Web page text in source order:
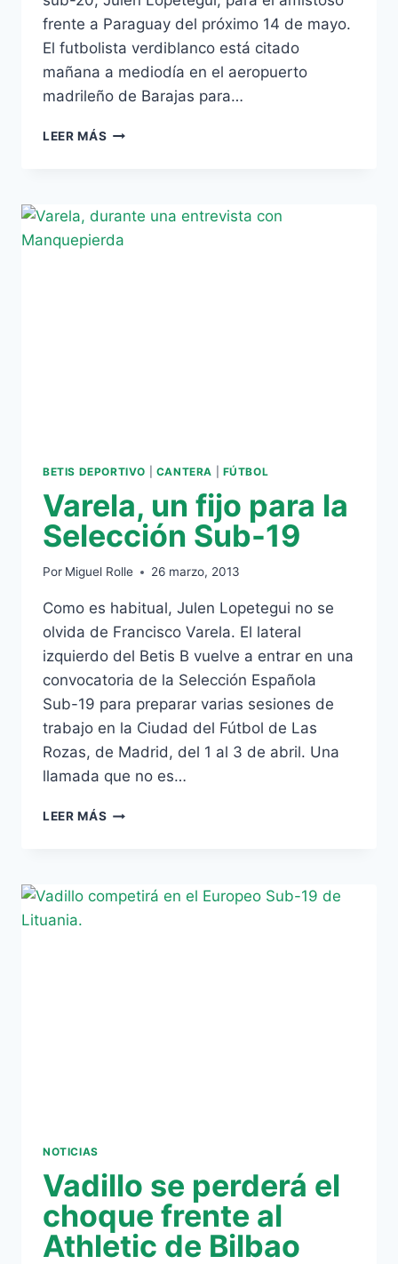
frente a Paraguay del próximo 14 de mayo.
El futbolista verdiblanco está citado
mañana a mediodía en el aeropuerto
madrileño de Barajas para…
LEER MÁS NONO,
20
FRENTE
BETIS DEPORTIVO CANTERA FÚTBOL
Varela, un fijo para la
Selección Sub-19
Por Miguel Rolle 26 marzo, 2013
Como es habitual, Julen Lopetegui no se
olvida de Francisco Varela. El lateral
izquierdo del Betis B vuelve a entrar en una
convocatoria de la Selección Española
Sub-19 para preparar varias sesiones de
trabajo en la Ciudad del Fútbol de Las
Rozas, de Madrid, del 1 al 3 de abril. Una
llamada que no es…
LEER MÁS VARELA,
SELECCIÓN
NOTICIAS
Vadillo se perderá el
choque frente al
Athletic de Bilbao